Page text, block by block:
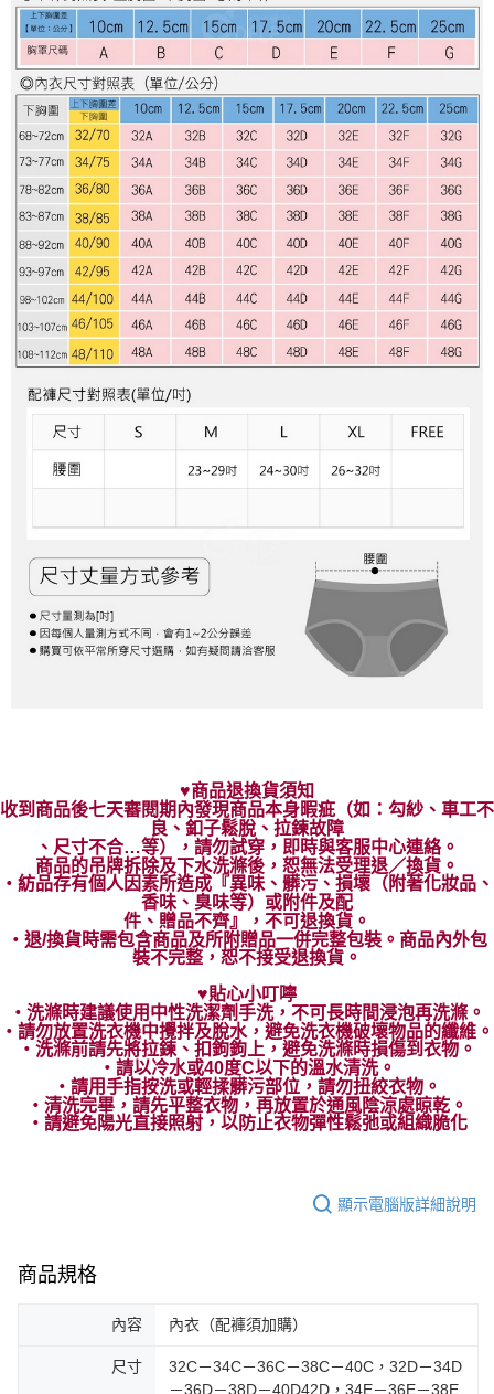
♥商品退換貨須知
收到商品後七天審閱期內發現商品本身暇疵（如：勾紗、車工不
良、釦子鬆脫、拉鍊故障
、尺寸不合…等），請勿試穿，即時與客服中心連絡。
商品的吊牌拆除及下水洗滌後，恕無法受理退／換貨。
‧紡品存有個人因素所造成『異味、髒污、損壞（附著化妝品、
香味、臭味等）或附件及配
件、贈品不齊』，不可退換貨。
‧退/換貨時需包含商品及所附贈品一併完整包裝。商品內外包
裝不完整，恕不接受退換貨。
♥貼心小叮嚀
‧洗滌時建議使用中性洗潔劑手洗，不可長時間浸泡再洗滌。
‧請勿放置洗衣機中攪拌及脫水，避免洗衣機破壞物品的纖維。
‧洗滌前請先將拉鍊、扣鉤鉤上，避免洗滌時損傷到衣物。
‧請以冷水或40度C以下的溫水清洗。
‧請用手指按洗或輕揉髒污部位，請勿扭絞衣物。
‧清洗完畢，請先平整衣物，再放置於通風陰涼處晾乾。
‧請避免陽光直接照射，以防止衣物彈性鬆弛或組織脆化
顯示電腦版詳細說明
商品規格
內容 內衣（配褲須加購）
尺寸
32C－34C－36C－38C－40C，32D－34D
－36D－38D－40D42D，34E－36E－38E